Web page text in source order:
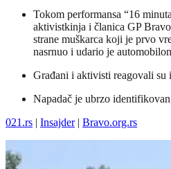
Tokom performansa “16
aktivistkinja i članica GP
strane muškarca koji je prvo
nasrnuo i udario je
Građani i aktivisti reagovali su
Napadač je ubrzo
021.rs | Insajder| Bravo.org.rs